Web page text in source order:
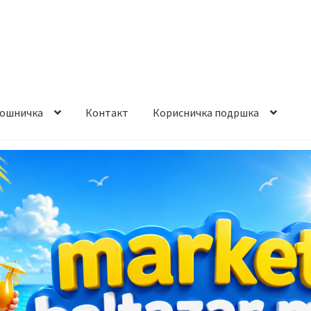
Контакт Корисничка подршка
и начин на плаќање
на производ Услови за користење